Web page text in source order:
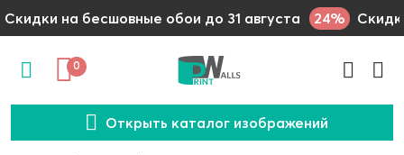
Скидки на бесшовные обои до 31 августа 24%
0
Открыть каталог изображений